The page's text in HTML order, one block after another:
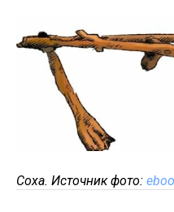
Соха. Источник фото: